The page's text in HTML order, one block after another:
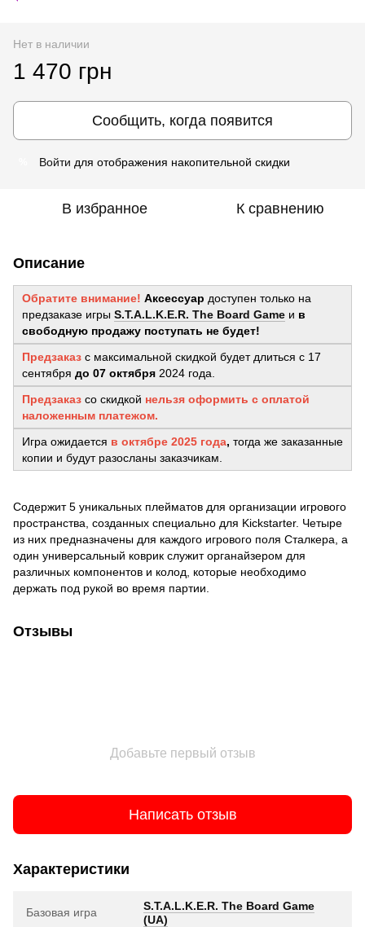
Нет в наличии
1 470 грн
Сообщить, когда появится
Войти для отображения накопительной скидки
В избранное К сравнению
Описание
Обратите внимание! Аксессуар доступен только на
предзаказе игры S.T.A.L.K.E.R. The Board Game и в
свободную продажу поступать не будет!
Предзаказ с максимальной скидкой будет длиться с 17
сентября до 07 октября 2024 года.
Предзаказ со скидкой нельзя оформить с оплатой
наложенным платежом.
Игра ожидается в октябре 2025 года, тогда же заказанные
копии и будут разосланы заказчикам.
Содержит 5 уникальных плейматов для организации игрового
пространства, созданных специально для Kickstarter. Четыре
из них предназначены для каждого игрового поля Сталкера, а
один универсальный коврик служит органайзером для
различных компонентов и колод, которые необходимо
держать под рукой во время партии.
Отзывы
Добавьте первый отзыв
Написать отзыв
Характеристики
Базовая игра
S.T.A.L.K.E.R. The Board Game
(UA)